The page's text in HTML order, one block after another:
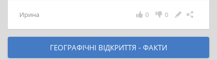
Ирина 0
0
ГЕОГРАФІЧНІ ВІДКРИТТЯ - ФАКТИ